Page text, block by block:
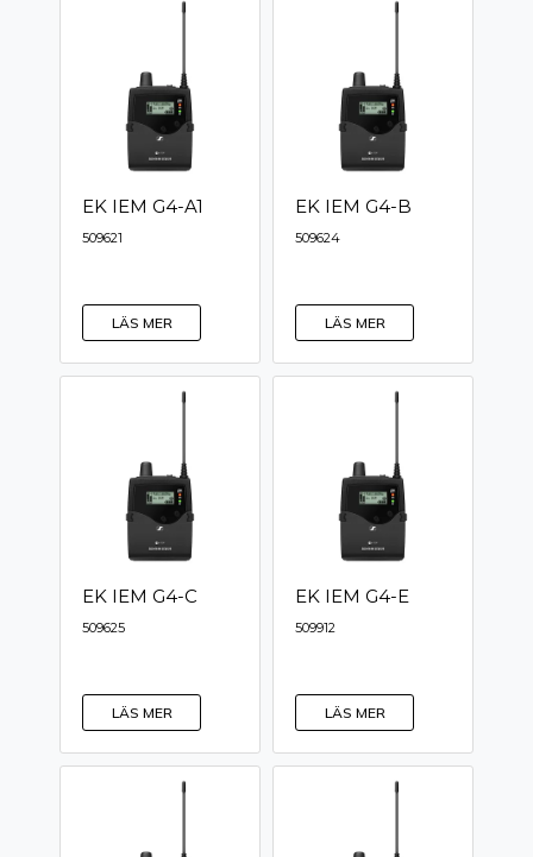
EK IEM G4-A1
509621
LÄS MER
EK IEM G4-B
509624
LÄS MER
EK IEM G4-C
509625
LÄS MER
EK IEM G4-E
509912
LÄS MER